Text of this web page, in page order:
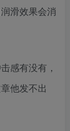
滑效果会消
感有没有，
他发不出